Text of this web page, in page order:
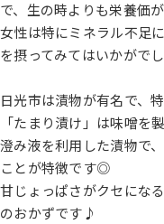
で、生の時よりも栄養価
女性は特にミネラル不足
を摂ってみてはいかがで
日光市は漬物が有名で、
「たまり漬け」は味噌を
澄み液を利用した漬物で
ことが特徴です◎
甘じょっぱさがクセにな
のおかずです♪